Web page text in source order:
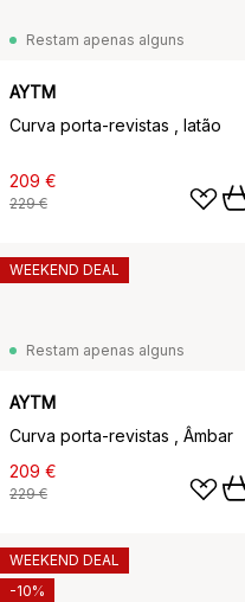
Restam apenas alguns
AYTM
Curva porta-revistas , latão
209 €
229 €
Restam apenas alguns
AYTM
Curva porta-revistas , Âmbar
209 €
229 €
WEEKEND DEAL
WEEKEND DEAL
-10%